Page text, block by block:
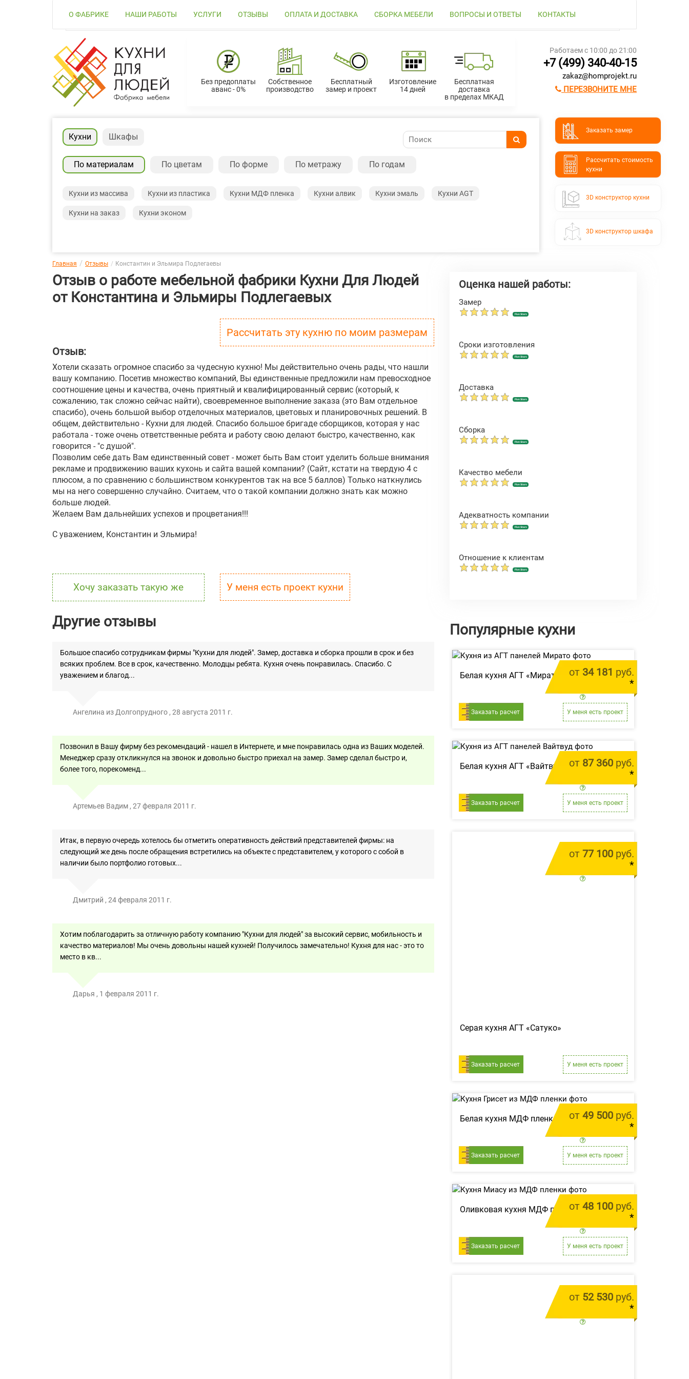
О ФАБРИКЕ НАШИ РАБОТЫ УСЛУГИ ОТЗЫВЫ ОПЛАТА И ДОСТАВКА СБОРКА МЕБЕЛИ ВОПРОСЫ И ОТВЕТЫ КОНТАКТЫ
Без предоплаты
аванс - 0%
Собственное
производство
Бесплатный
замер и проект
Изготовление
14 дней
Бесплатная
доставка
в пределах МКАД
Работаем с 10:00 до 21:00
+7 (499) 340-40-15
zakaz@homprojekt.ru
ПЕРЕЗВОНИТЕ МНЕ
Кухни Шкафы
По материалам По цветам По форме По метражу По годам
Кухни из массива Кухни из пластика Кухни МДФ пленка Кухни алвик Кухни эмаль Кухни AGT
Кухни на заказ Кухни эконом
Заказать замер
Расcчитать стоимость
кухни
3D конструктор кухни
3D конструктор шкафа
Главная Отзывы Константин и Эльмира Подлегаевы
Отзыв о работе мебельной фабрики Кухни Для Людей
от Константина и Эльмиры Подлегаевых
Рассчитать эту кухню по моим размерам
Отзыв:
Хотели сказать огромное спасибо за чудесную кухню! Мы действительно очень рады, что нашли
вашу компанию. Посетив множество компаний, Вы единственные предложили нам превосходное
соотношение цены и качества, очень приятный и квалифицированный сервис (который, к
сожалению, так сложно сейчас найти), своевременное выполнение заказа (это Вам отдельное
спасибо), очень большой выбор отделочных материалов, цветовых и планировочных решений. В
общем, действительно - Кухни для людей. Спасибо большое бригаде сборщиков, которая у нас
работала - тоже очень ответственные ребята и работу свою делают быстро, качественно, как
говорится - "с душой".
Позволим себе дать Вам единственный совет - может быть Вам стоит уделить больше внимания
рекламе и продвижению ваших кухонь и сайта вашей компании? (Сайт, кстати на твердую 4 с
плюсом, а по сравнению с большинством конкурентов так на все 5 баллов) Только наткнулись
мы на него совершенно случайно. Считаем, что о такой компании должно знать как можно
больше людей.
Желаем Вам дальнейших успехов и процветания!!!
С уважением, Константин и Эльмира!
Хочу заказать такую же У меня есть проект кухни
Другие отзывы
Большое спасибо сотрудникам фирмы "Кухни для людей". Замер, доставка и сборка прошли в срок и без
всяких проблем. Все в срок, качественно. Молодцы ребята. Кухня очень понравилась. Спасибо. С
уважением и благод...
Ангелина из Долгопрудного , 28 августа 2011 г.
Позвонил в Вашу фирму без рекомендаций - нашел в Интернете, и мне понравилась одна из Ваших моделей.
Менеджер сразу откликнулся на звонок и довольно быстро приехал на замер. Замер сделал быстро и,
более того, порекоменд...
Артемьев Вадим , 27 февраля 2011 г.
Итак, в первую очередь хотелось бы отметить оперативность действий представителей фирмы: на
следующий же день после обращения встретились на объекте с представителем, у которого с собой в
наличии было портфолио готовых...
Дмитрий , 24 февраля 2011 г.
Хотим поблагодарить за отличную работу компанию "Кухни для людей" за высокий сервис, мобильность и
качество материалов! Мы очень довольны нашей кухней! Получилось замечательно! Кухня для нас - это то
место в кв...
Дарья , 1 февраля 2011 г.
Оценка нашей работы:
Замер
Five Stars
Сроки изготовления
Five Stars
Доставка
Five Stars
Сборка
Five Stars
Качество мебели
Five Stars
Адекватность компании
Five Stars
Отношение к клиентам
Five Stars
Популярные кухни
от 34 181 руб.
*
Белая кухня АГТ «Мирато»
Заказать расчет У меня есть проект
от 87 360 руб.
*
Белая кухня АГТ «Вайтвуд»
Заказать расчет У меня есть проект
от 77 100 руб.
*
Серая кухня АГТ «Сатуко»
Заказать расчет У меня есть проект
от 49 500 руб.
*
Белая кухня МДФ пленка «Грисет»
Заказать расчет У меня есть проект
от 48 100 руб.
*
Оливковая кухня МДФ пленка «Миасу»
Заказать расчет У меня есть проект
от 52 530 руб.
*